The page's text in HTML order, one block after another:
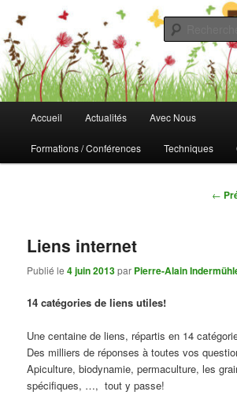
contenu
principalFondation
principal
Accueil Actualités Avec Nous
Formations / Conférences Techniques
←
Liens internet
Publié le4 juin 2013par Pierre-Alain
14 catégories de liens utiles!
Une centaine de liens, répartis en 14
Des milliers de réponses à toutes vos
Apiculture, biodynamie, permaculture, les
spécifiques, …, tout y passe!